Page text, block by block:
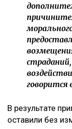
говорится
В результате
оставили без